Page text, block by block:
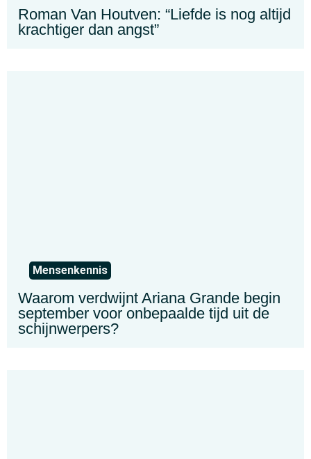
Roman Van Houtven: “Liefde is nog altijd
krachtiger dan angst”
Mensenkennis
Waarom verdwijnt Ariana Grande begin
september voor onbepaalde tijd uit de
schijnwerpers?